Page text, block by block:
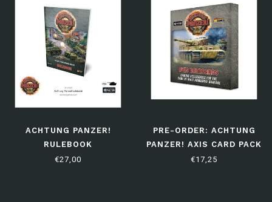
ACHTUNG PANZER!
RULEBOOK
€27,00
PRE-ORDER: ACHTUNG
PANZER! AXIS CARD PACK
€17,25